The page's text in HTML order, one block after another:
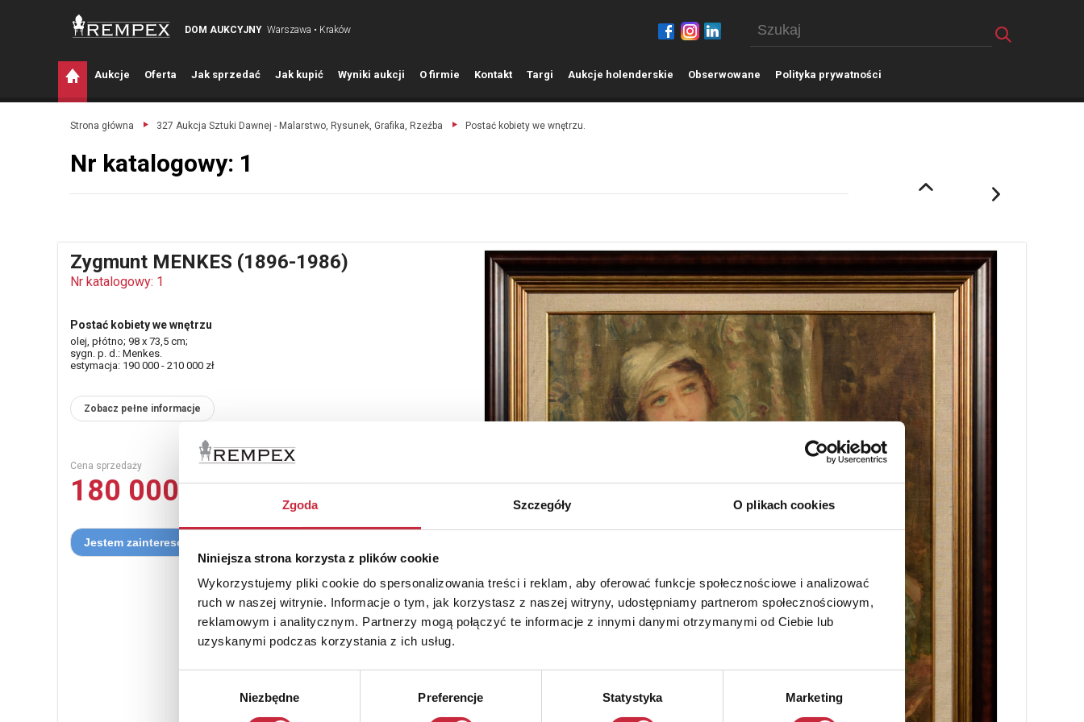
Zgoda Szczegóły O plikach cookies
Niniejsza strona korzysta z plików cookie
Wykorzystujemy pliki cookie do spersonalizowania treści i reklam, aby oferować funkcje społecznościowe i analizować
ruch w naszej witrynie. Informacje o tym, jak korzystasz z naszej witryny, udostępniamy partnerom społecznościowym,
reklamowym i analitycznym. Partnerzy mogą połączyć te informacje z innymi danymi otrzymanymi od Ciebie lub
uzyskanymi podczas korzystania z ich usług.
Niezbędne Preferencje Statystyka Marketing
DOM AUKCYJNY Warszawa • Kraków
Aukcje Oferta Jak sprzedać Jak kupić Wyniki aukcji O firmie Kontakt Targi Aukcje holenderskie Obserwowane Polityka prywatności
Strona główna 327 Aukcja Sztuki Dawnej - Malarstwo, Rysunek, Grafika, Rzeźba Postać kobiety we wnętrzu.
Nr katalogowy: 1
Zygmunt MENKES (1896-1986)
Nr katalogowy: 1
Postać kobiety we wnętrzu
olej, płótno; 98 x 73,5 cm;
sygn. p. d.: Menkes.
estymacja: 190 000 - 210 000 zł
Zobacz pełne informacje
Cena sprzedaży
180 000 zł